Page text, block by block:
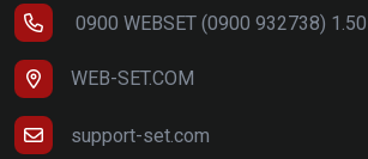
0900 WEBSET (0900 932738)
WEB-SET.COM
support-set.com